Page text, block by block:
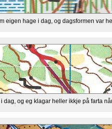
eigen hage i dag, og dagsformen var
dag, og eg klagar heller ikkje på farta